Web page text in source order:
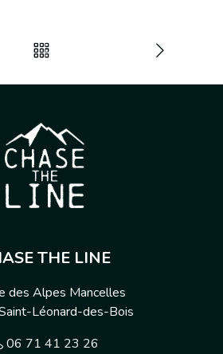
THE LINE
des Alpes Mancelles
Léonard-des-Bois
06 71 41 23 26